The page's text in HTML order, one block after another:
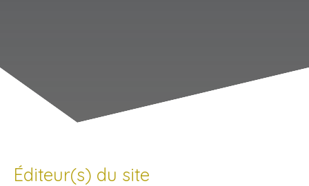
Éditeur(s) du site